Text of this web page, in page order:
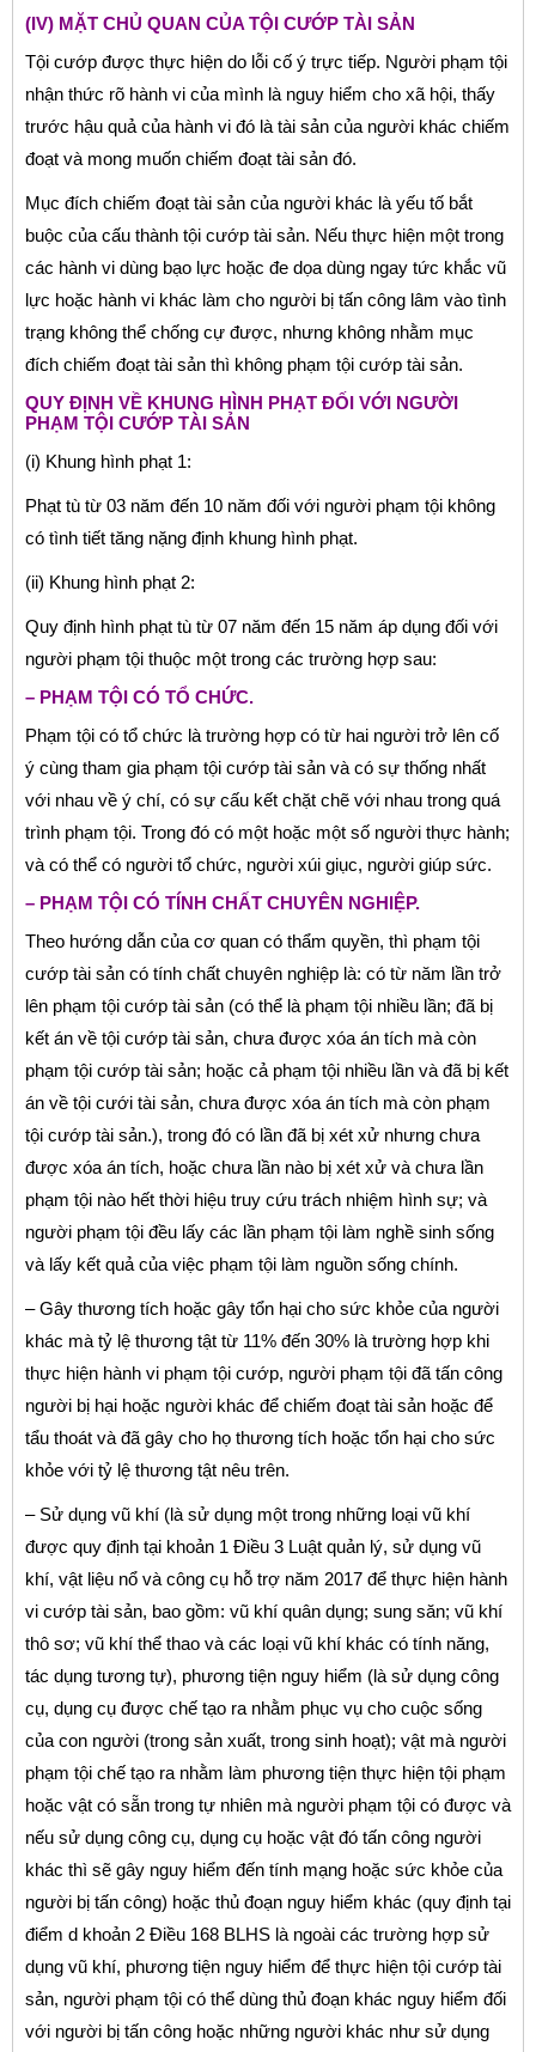
(IV) MẶT CHỦ QUAN CỦA TỘI CƯỚP TÀI SẢN
Tội cướp được thực hiện do lỗi cố ý trực tiếp. Người phạm tội
nhận thức rõ hành vi của mình là nguy hiểm cho xã hội, thấy
trước hậu quả của hành vi đó là tài sản của người khác chiếm
đoạt và mong muốn chiếm đoạt tài sản đó.
Mục đích chiếm đoạt tài sản của người khác là yếu tố bắt
buộc của cấu thành tội cướp tài sản. Nếu thực hiện một trong
các hành vi dùng bạo lực hoặc đe dọa dùng ngay tức khắc vũ
lực hoặc hành vi khác làm cho người bị tấn công lâm vào tình
trạng không thể chống cự được, nhưng không nhằm mục
đích chiếm đoạt tài sản thì không phạm tội cướp tài sản.
QUY ĐỊNH VỀ KHUNG HÌNH PHẠT ĐỐI VỚI NGƯỜI
PHẠM TỘI CƯỚP TÀI SẢN
(i) Khung hình phạt 1:
Phạt tù từ 03 năm đến 10 năm đối với người phạm tội không
có tình tiết tăng nặng định khung hình phạt.
(ii) Khung hình phạt 2:
Quy định hình phạt tù từ 07 năm đến 15 năm áp dụng đối với
người phạm tội thuộc một trong các trường hợp sau:
– PHẠM TỘI CÓ TỔ CHỨC.
Phạm tội có tổ chức là trường hợp có từ hai người trở lên cố
ý cùng tham gia phạm tội cướp tài sản và có sự thống nhất
với nhau về ý chí, có sự cấu kết chặt chẽ với nhau trong quá
trình phạm tội. Trong đó có một hoặc một số người thực hành;
và có thể có người tổ chức, người xúi giục, người giúp sức.
– PHẠM TỘI CÓ TÍNH CHẤT CHUYÊN NGHIỆP.
Theo hướng dẫn của cơ quan có thẩm quyền, thì phạm tội
cướp tài sản có tính chất chuyên nghiệp là: có từ năm lần trở
lên phạm tội cướp tài sản (có thể là phạm tội nhiều lần; đã bị
kết án về tội cướp tài sản, chưa được xóa án tích mà còn
phạm tội cướp tài sản; hoặc cả phạm tội nhiều lần và đã bị kết
án về tội cưới tài sản, chưa được xóa án tích mà còn phạm
tội cướp tài sản.), trong đó có lần đã bị xét xử nhưng chưa
được xóa án tích, hoặc chưa lần nào bị xét xử và chưa lần
phạm tội nào hết thời hiệu truy cứu trách nhiệm hình sự; và
người phạm tội đều lấy các lần phạm tội làm nghề sinh sống
và lấy kết quả của việc phạm tội làm nguồn sống chính.
– Gây thương tích hoặc gây tổn hại cho sức khỏe của người
khác mà tỷ lệ thương tật từ 11% đến 30% là trường hợp khi
thực hiện hành vi phạm tội cướp, người phạm tội đã tấn công
người bị hại hoặc người khác để chiếm đoạt tài sản hoặc để
tẩu thoát và đã gây cho họ thương tích hoặc tổn hại cho sức
khỏe với tỷ lệ thương tật nêu trên.
– Sử dụng vũ khí (là sử dụng một trong những loại vũ khí
được quy định tại khoản 1 Điều 3 Luật quản lý, sử dụng vũ
khí, vật liệu nổ và công cụ hỗ trợ năm 2017 để thực hiện hành
vi cướp tài sản, bao gồm: vũ khí quân dụng; sung săn; vũ khí
thô sơ; vũ khí thể thao và các loại vũ khí khác có tính năng,
tác dụng tương tự), phương tiện nguy hiểm (là sử dụng công
cụ, dụng cụ được chế tạo ra nhằm phục vụ cho cuộc sống
của con người (trong sản xuất, trong sinh hoạt); vật mà người
phạm tội chế tạo ra nhằm làm phương tiện thực hiện tội phạm
hoặc vật có sẵn trong tự nhiên mà người phạm tội có được và
nếu sử dụng công cụ, dụng cụ hoặc vật đó tấn công người
khác thì sẽ gây nguy hiểm đến tính mạng hoặc sức khỏe của
người bị tấn công) hoặc thủ đoạn nguy hiểm khác (quy định tại
điểm d khoản 2 Điều 168 BLHS là ngoài các trường hợp sử
dụng vũ khí, phương tiện nguy hiểm để thực hiện tội cướp tài
sản, người phạm tội có thể dùng thủ đoạn khác nguy hiểm đối
với người bị tấn công hoặc những người khác như sử dụng